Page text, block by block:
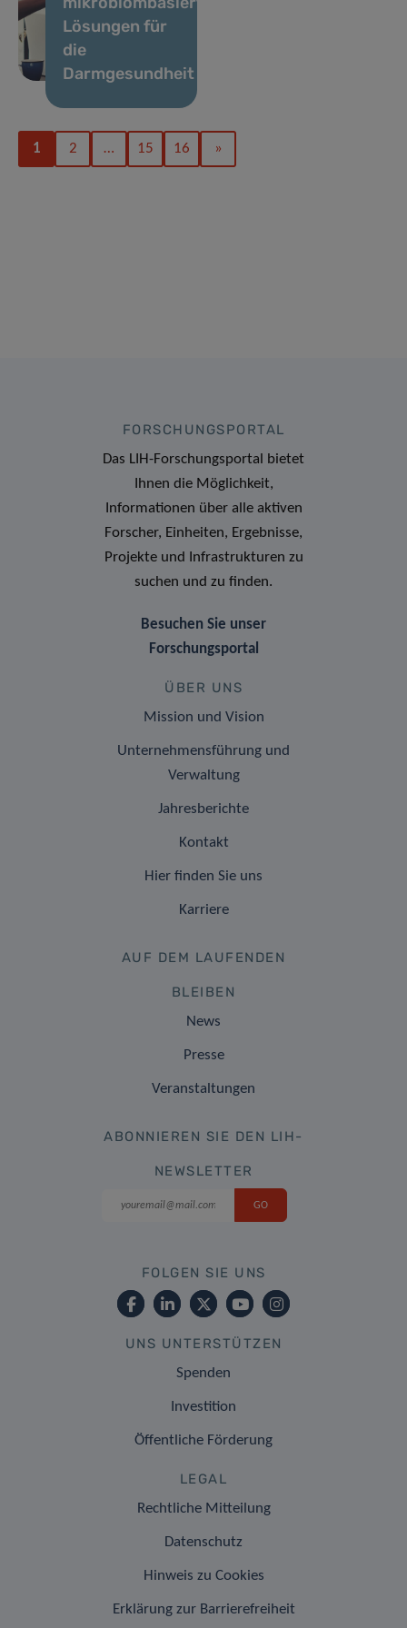
Lösungen für
die
Darmgesundheit
1 2 … 15 16 »
FORSCHUNGSPORTAL
Das LIH-Forschungsportal bietet
Ihnen die Möglichkeit,
Informationen über alle aktiven
Forscher, Einheiten, Ergebnisse,
Projekte und Infrastrukturen zu
suchen und zu finden.
Besuchen Sie unser
Forschungsportal
ÜBER UNS
Mission und Vision
Unternehmensführung und
Verwaltung
Jahresberichte
Kontakt
Hier finden Sie uns
Karriere
AUF DEM LAUFENDEN
BLEIBEN
News
Presse
Veranstaltungen
ABONNIEREN SIE DEN LIH-
NEWSLETTER
FOLGEN SIE UNS
UNS UNTERSTÜTZEN
Spenden
Investition
Öffentliche Förderung
LEGAL
Rechtliche Mitteilung
Datenschutz
Hinweis zu Cookies
Erklärung zur Barrierefreiheit